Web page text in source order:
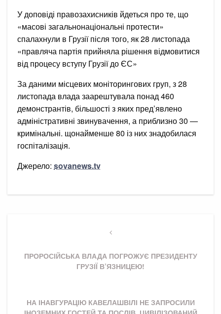
У доповіді правозахисників йдеться про те, що
«масові загальнонаціональні протести»
спалахнули в Грузії після того, як 28 листопада
«правляча партія прийняла рішення відмовитися
від процесу вступу Грузії до ЄС»
За даними місцевих моніторингових груп, з 28
листопада влада заарештувала понад 460
демонстрантів, більшості з яких пред’явлено
адміністративні звинувачення, а приблизно 30 —
кримінальні. щонайменше 80 із них знадобилася
госпіталізація.
Джерело: sovanews.tv
Previous
ПРОРОСІЙСЬКА ВЛАДА ПОГРОЖУЄ ПРЕЗИДЕНТУ
ГРУЗІЇ В’ЯЗНИЦЕЮ!
Next
НА ІНАВГУРАЦІЮ КАВЕЛАШВІЛІ НЕ ЗАПРОСИЛИ